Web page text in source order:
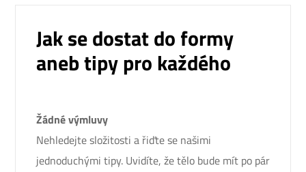
Jak se dostat do formy
aneb tipy pro každého
Žádné výmluvy
Nehledejte složitosti a řiďte se našimi
jednoduchými tipy. Uvidíte, že tělo bude mít po pár